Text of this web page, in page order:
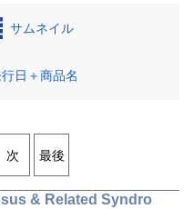
サムネイル
日＋商品名
次 最後
& Related Syndro